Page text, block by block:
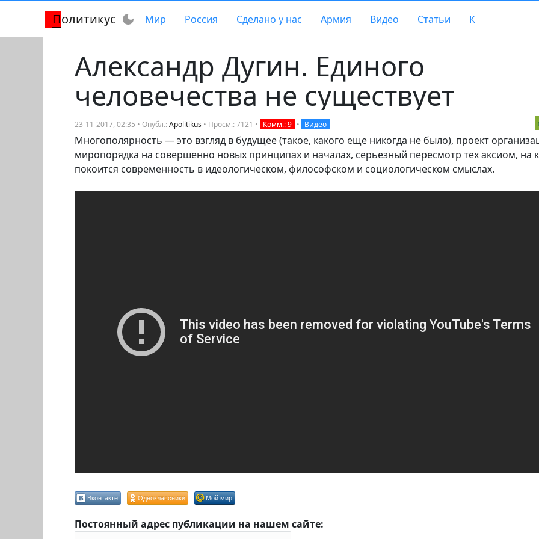
Политикус dark_mode Мир Россия Сделано у нас Армия Видео Статьи К
Александр Дугин. Единого
человечества не существует
23-11-2017, 02:35 • Опубл.:Apolitikus • Просм.: 7121 • Комм.: 9 • Видео
Многополярность — это взгляд в будущее (такое, какого еще никогда не было), проект
миропорядка на совершенно новых принципах и началах, серьезный пересмотр тех аксиом, на
покоится современность в идеологическом, философском и социологическом смыслах.
Вконтакте Одноклассники Мой мир
Постоянный адрес публикации на нашем сайте: